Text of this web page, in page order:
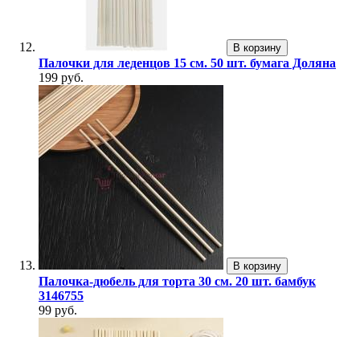
В корзину
Палочки для леденцов 15 см. 50 шт. бумага Доляна
199 руб.
В корзину
Палочка-дюбель для торта 30 см. 20 шт. бамбук
3146755
99 руб.